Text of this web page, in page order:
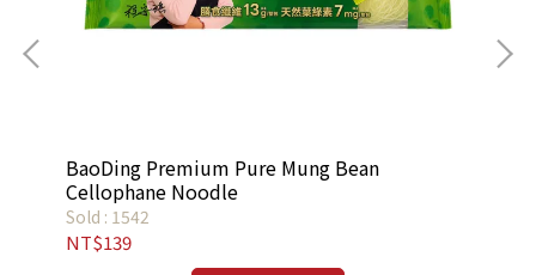
BaoDing Premium Pure Mung Bean
Cellophane Noodle
Sold : 1542
NT$139